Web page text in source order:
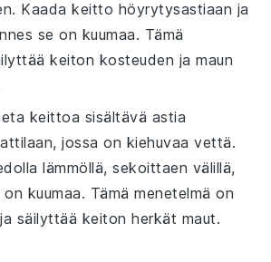
Kaada keitto höyrytysastiaan ja
se on kuumaa. Tämä
keiton kosteuden ja maun
keittoa sisältävä astia
jossa on kiehuvaa vettä.
lämmöllä, sekoittaen välillä,
kuumaa. Tämä menetelmä on
säilyttää keiton herkät maut.